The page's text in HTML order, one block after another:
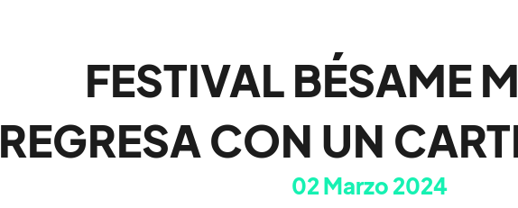
FESTIVAL BÉSAME
REGRESA CON UN
02Marzo 2024